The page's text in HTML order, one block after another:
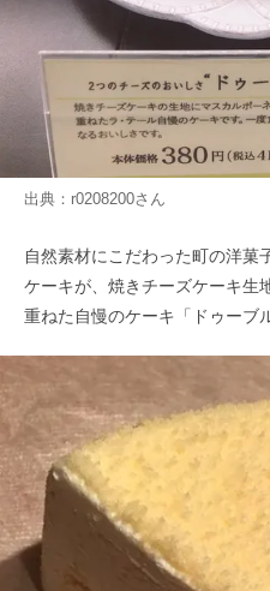
出典： r0208200さん
自然素材にこだわった町の洋菓
ケーキが、焼きチーズケーキ生
重ねた自慢のケーキ「ドゥーブ